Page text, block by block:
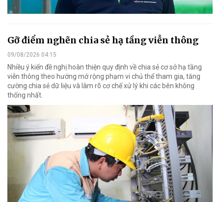
Gỡ điểm nghẽn chia sẻ hạ tầng viễn thông
09/08/2026 04:15
Nhiều ý kiến đề nghị hoàn thiện quy định về chia sẻ cơ sở hạ tầng
viễn thông theo hướng mở rộng phạm vi chủ thể tham gia, tăng
cường chia sẻ dữ liệu và làm rõ cơ chế xử lý khi các bên không
thống nhất.